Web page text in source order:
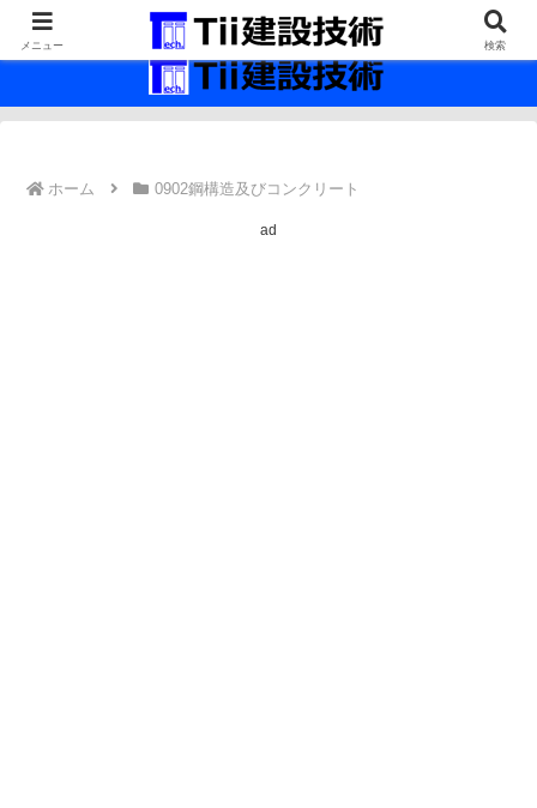
最新の建設技術の情報インフラ。
ホーム 0902鋼構造及びコンクリート
ad
メニュー 検索